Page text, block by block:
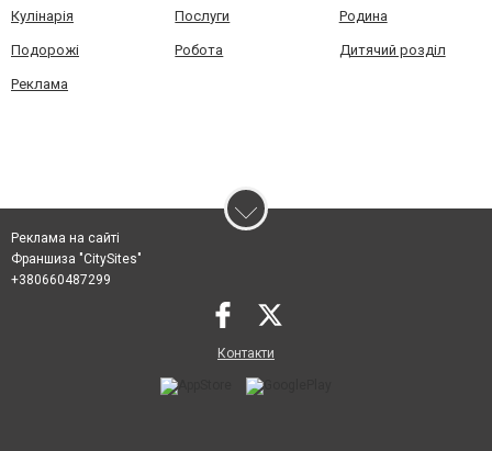
Кулінарія Послуги Родина
Подорожі Робота Дитячий розділ
Реклама
Реклама на сайті
Франшиза "CitySites"
+380660487299
Контакти